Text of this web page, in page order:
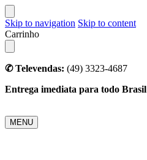
Skip to navigation Skip to content
Carrinho
✆ Televendas: (49) 3323-4687
Entrega imediata para todo Brasil
MENU